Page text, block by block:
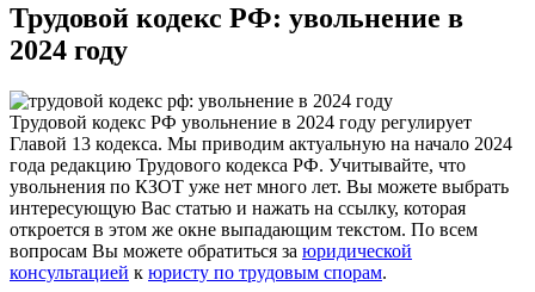
Трудовой кодекс РФ: увольнение в
2024 году
Трудовой кодекс РФ увольнение в 2024 году регулирует
Главой 13 кодекса. Мы приводим актуальную на начало 2024
года редакцию Трудового кодекса РФ. Учитывайте, что
увольнения по КЗОТ уже нет много лет. Вы можете выбрать
интересующую Вас статью и нажать на ссылку, которая
откроется в этом же окне выпадающим текстом. По всем
вопросам Вы можете обратиться за юридической
консультацией к юристу по трудовым спорам.